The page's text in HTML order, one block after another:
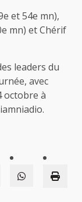
et 54e mn),
mn) et Chérif
leaders du
avec
octobre à